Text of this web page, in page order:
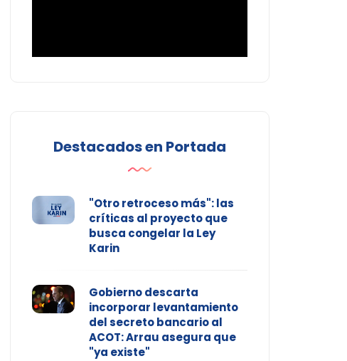
Destacados en Portada
"Otro retroceso más": las
críticas al proyecto que
busca congelar la Ley
Karin
Gobierno descarta
incorporar levantamiento
del secreto bancario al
ACOT: Arrau asegura que
"ya existe"